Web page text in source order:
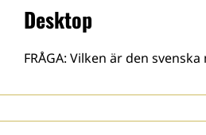
Desktop
FRÅGA: Vilken är den